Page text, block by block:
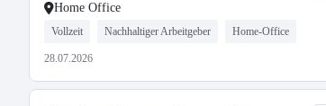
Home Office
Vollzeit Nachhaltiger Arbeitgeber Home-Office
28.07.2026